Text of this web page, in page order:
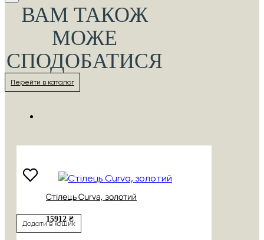
ВАМ ТАКОЖ
МОЖЕ
СПОДОБАТИСЯ
Перейти в каталог
Стілець Curva, золотий
15912 ₴
Додати в кошик